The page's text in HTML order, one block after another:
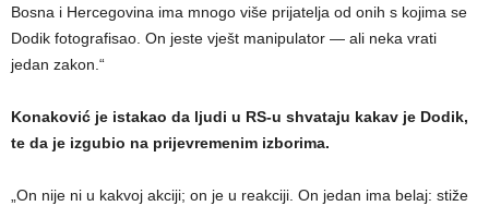
Bosna i Hercegovina ima mnogo više prijatelja od onih s kojima se
Dodik fotografisao. On jeste vješt manipulator — ali neka vrati
jedan zakon.“
Konaković je istakao da ljudi u RS-u shvataju kakav je Dodik,
te da je izgubio na prijevremenim izborima.
„On nije ni u kakvoj akciji; on je u reakciji. On jedan ima belaj: stiže